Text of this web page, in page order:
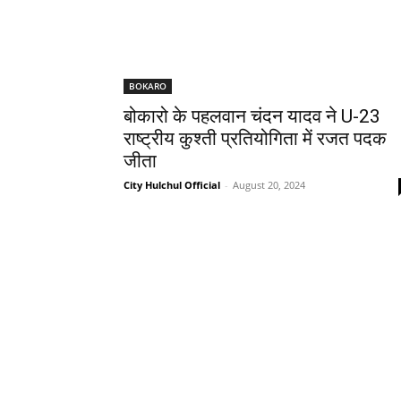
BOKARO
बोकारो के पहलवान चंदन यादव ने U-23
राष्ट्रीय कुश्ती प्रतियोगिता में रजत पदक
जीता
City Hulchul Official - August 20, 2024